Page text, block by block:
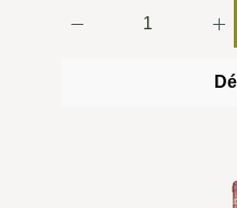
Quantité de